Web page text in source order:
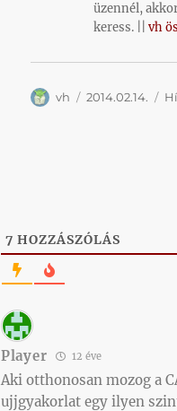
üzennél,
keress. ||vh
Szerző
vh Közzétéve
2014.02.14.
7 HOZZÁSZÓLÁS
Player 12 éve
Aki otthonosan mozog a
ujjgyakorlat egy ilyen